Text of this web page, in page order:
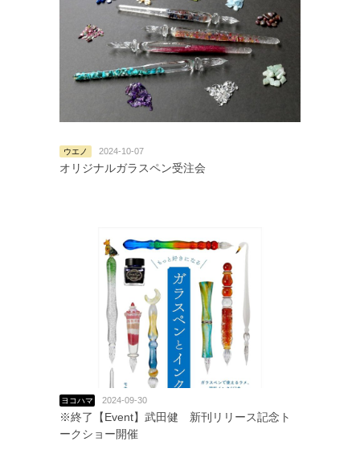
ウエノ 2024-10-07
オリジナルガラスペン受注会
ヨコハマ 2024-09-30
※終了【Event】武田健 新刊リリース記念ト
ークショー開催